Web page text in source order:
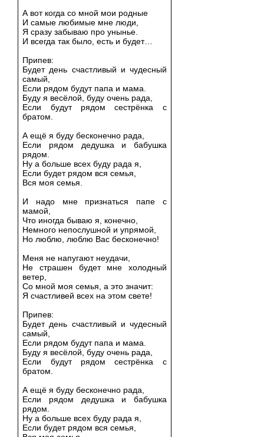
А вот когда со мной мои родные
И самые любимые мне люди,
Я сразу забываю про унынье.
И всегда так было, есть и будет…
Припев:
Будет день счастливый и чудесный
самый,
Если рядом будут папа и мама.
Буду я весёлой, буду очень рада,
Если будут рядом сестрёнка с
братом.
А ещё я буду бесконечно рада,
Если рядом дедушка и бабушка
рядом.
Ну а больше всех буду рада я,
Если будет рядом вся семья,
Вся моя семья.
И надо мне признаться папе с
мамой,
Что иногда бываю я, конечно,
Немного непослушной и упрямой,
Но люблю, люблю Вас бесконечно!
Меня не напугают неудачи,
Не страшен будет мне холодный
ветер,
Со мной моя семья, а это значит:
Я счастливей всех на этом свете!
Припев:
Будет день счастливый и чудесный
самый,
Если рядом будут папа и мама.
Буду я весёлой, буду очень рада,
Если будут рядом сестрёнка с
братом.
А ещё я буду бесконечно рада,
Если рядом дедушка и бабушка
рядом.
Ну а больше всех буду рада я,
Если будет рядом вся семья,